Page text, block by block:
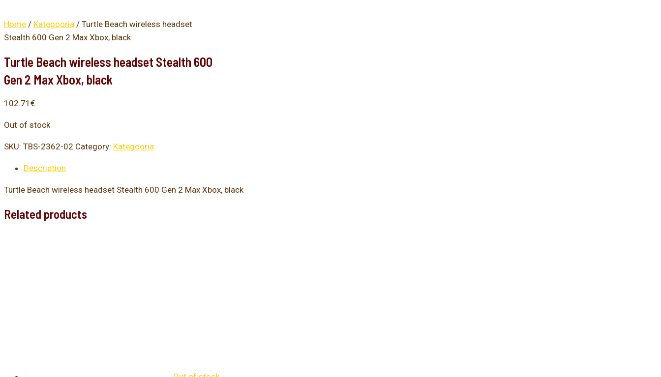
Home / Kategooria / Turtle Beach wireless headset
Stealth 600 Gen 2 Max Xbox, black
Turtle Beach wireless headset Stealth 600
Gen 2 Max Xbox, black
102.71 €
Out of stock
SKU: TBS-2362-02 Category: Kategooria
Description
Turtle Beach wireless headset Stealth 600 Gen 2 Max Xbox, black
Related products